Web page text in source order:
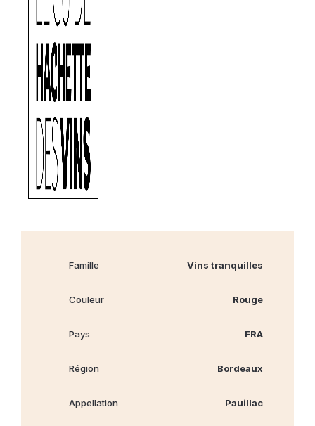
Famille Vins tranquilles
Couleur Rouge
Pays FRA
Région Bordeaux
Appellation Pauillac